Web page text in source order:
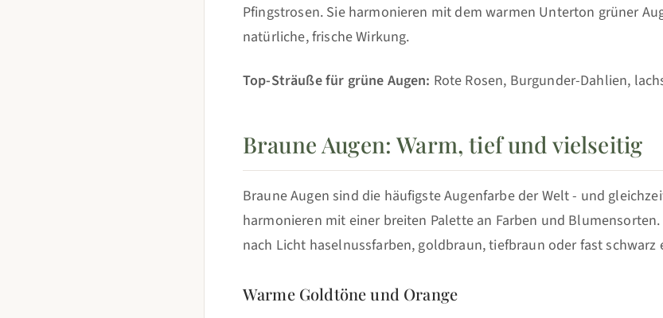
Pfingstrosen. Sie harmonieren mit dem warmen Unterton grüner
natürliche, frische Wirkung.
Top-Sträuße für grüne Augen: Rote Rosen, Burgunder-Dahlien,
Braune Augen: Warm, tief und vielseitig
Braune Augen sind die häufigste Augenfarbe der Welt - und
harmonieren mit einer breiten Palette an Farben und
nach Licht haselnussfarben, goldbraun, tiefbraun oder fast schwarz
Warme Goldtöne und Orange